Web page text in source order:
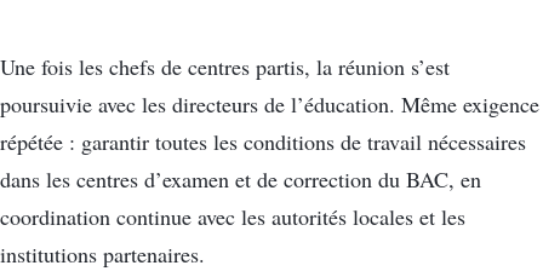
Une fois les chefs de centres partis, la réunion s’est
poursuivie avec les directeurs de l’éducation. Même exigence
répétée : garantir toutes les conditions de travail nécessaires
dans les centres d’examen et de correction du BAC, en
coordination continue avec les autorités locales et les
institutions partenaires.